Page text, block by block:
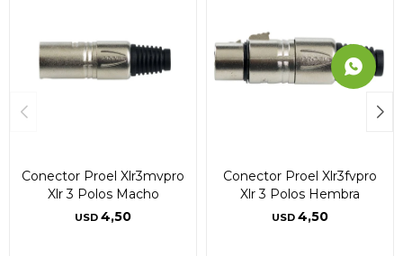
Conector Proel Xlr3mvpro
Xlr 3 Polos Macho
USD 4,50
Conector Proel Xlr3fvpro
Xlr 3 Polos Hembra
USD 4,50